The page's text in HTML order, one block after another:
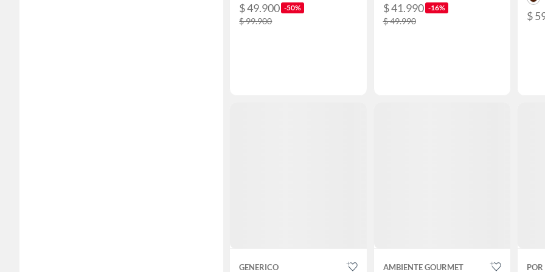
$ 49.900 -50%
$ 99.900
$ 41.990 -16%
$ 49.990 $
GENERICO AMBIENTE GOURMET